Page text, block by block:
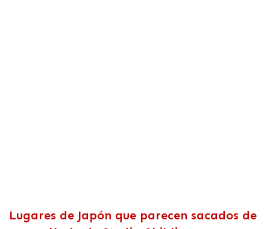
Lugares de Japón que parecen sacados de